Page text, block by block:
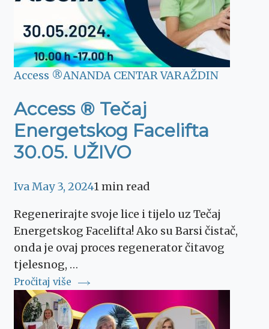
Access ®ANANDA CENTAR VARAŽDIN
Access ® Tečaj
Energetskog Facelifta
30.05. UŽIVO
IvaMay 3, 20241 min read
Regenerirajte svoje lice i tijelo uz Tečaj
Energetskog Facelifta! Ako su Barsi čistač,
onda je ovaj proces regenerator čitavog
tjelesnog, …
Pročitaj više